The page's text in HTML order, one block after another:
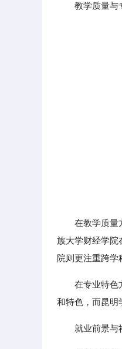
教学质量与
在教学质量
族大学财经学院
院则更注重跨学
在专业特色
和特色，而昆明
就业前景与